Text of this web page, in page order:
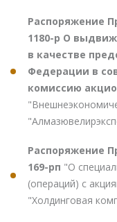
Распоряжение
1180-р О
в качестве
Федерации в
комиссию
Распоряжение
169-рп "О
(операций) с
"Холдинговая